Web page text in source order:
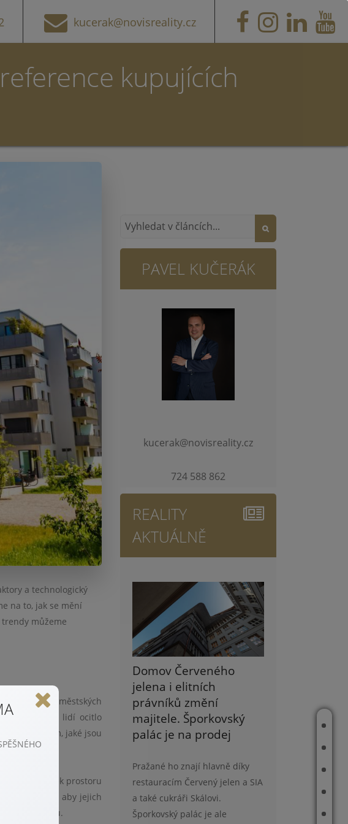
kucerak@novisreality.cz
NOVÉ NEMOVITOSTI
kupujících
a technologický
na to, jak se mění
můžeme
bydlení v městských
se mnoho lidí ocitlo
o tom, jaké jsou
dostatek prostoru
dbají na to, aby jejich
vzduchu.
PAVEL KUČERÁK
kucerak@novisreality.cz
724 588 862
REALITY
AKTUÁLNĚ
Domov Červeného
jelena i elitních
právníků změní
majitele. Šporkovský
palác je na prodej
Pražané ho znají hlavně díky
restauracím Červený jelen a SIA
a také cukráři Skálovi.
Šporkovský palác je ale